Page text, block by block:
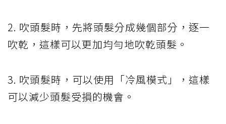
2. 吹頭髮時，先將頭髮分成幾個部分，逐一
吹乾，這樣可以更加均勻地吹乾頭髮。
3. 吹頭髮時，可以使用「冷風模式」，這樣
可以減少頭髮受損的機會。